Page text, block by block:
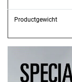
Productgewicht